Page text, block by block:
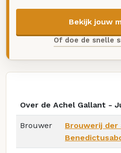
Bekijk jouw
Of doe de snelle
Over de Achel Gallant -
Brouwer
Brouwerij der